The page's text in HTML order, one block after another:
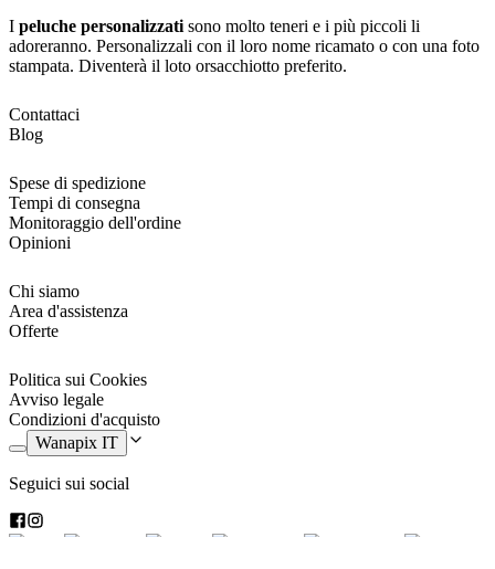
I peluche personalizzati sono molto teneri e i più piccoli li
adoreranno. Personalizzali con il loro nome ricamato o con una foto
stampata. Diventerà il loto orsacchiotto preferito.
Contattaci
Blog
Spese di spedizione
Tempi di consegna
Monitoraggio dell'ordine
Opinioni
Chi siamo
Area d'assistenza
Offerte
Politica sui Cookies
Avviso legale
Condizioni d'acquisto
Wanapix IT
Seguici sui social